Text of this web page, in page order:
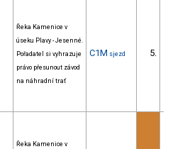
Řeka Kamenice v
úseku Plavy - Jesenné.
Pořadatel si vyhrazuje
právo přesunout závod
na náhradní trať
C1M sjezd 5.
Řeka Kamenice v